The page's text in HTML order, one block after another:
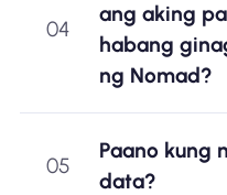
04
ang aking
habang
ng Nomad?
05
Paano kung
data?